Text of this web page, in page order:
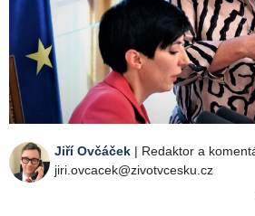
Jiří Ovčáček | Redaktor a
jiri.ovcacek@zivotvcesku.cz